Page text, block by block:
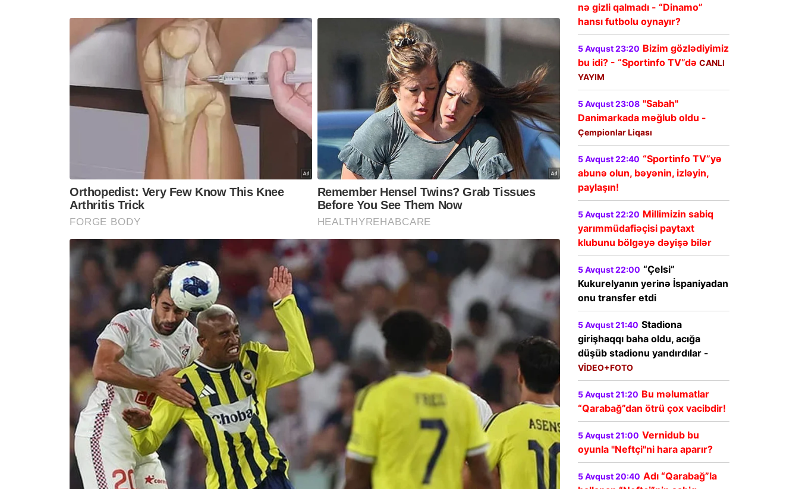
nə gizli qalmadı - “Dinamo”
hansı futbolu oynayır?
5 Avqust 23:20 Bizim gözlədiyimiz
bu idi? - “Sportinfo TV”də CANLI
YAYIM
5 Avqust 23:08 "Sabah"
Danimarkada məğlub oldu -
Çempionlar Liqası
5 Avqust 22:40 “Sportinfo TV”yə
abunə olun, bəyənin, izləyin,
paylaşın!
5 Avqust 22:20 Millimizin sabiq
yarımmüdafiəçisi paytaxt
klubunu bölgəyə dəyişə bilər
5 Avqust 22:00 “Çelsi”
Kukurelyanın yerinə İspaniyadan
onu transfer etdi
5 Avqust 21:40 Stadiona
girişhaqqı baha oldu, acığa
düşüb stadionu yandırdılar -
VİDEO+FOTO
5 Avqust 21:20 Bu məlumatlar
“Qarabağ”dan ötrü çox vacibdir!
5 Avqust 21:00 Vernidub bu
oyunla "Neftçi"ni hara aparır?
5 Avqust 20:40 Adı “Qarabağ”la